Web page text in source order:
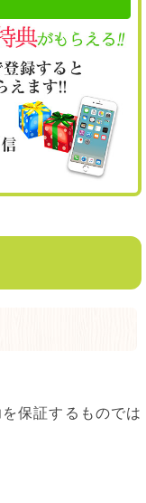
保証するものでは